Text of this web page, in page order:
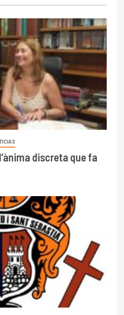
discreta que fa